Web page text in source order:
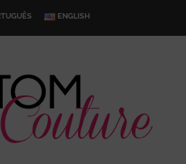
ENGLISH